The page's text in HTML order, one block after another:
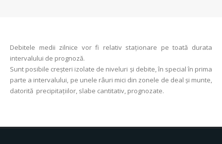
Debitele medii zilnice vor fi relativ staţionare pe toată durata
intervalului de prognoză.
Sunt posibile creşteri izolate de niveluri şi debite, în special în prima
parte a intervalului, pe unele râuri mici din zonele de deal şi munte,
datorită precipitaţiilor, slabe cantitativ, prognozate.